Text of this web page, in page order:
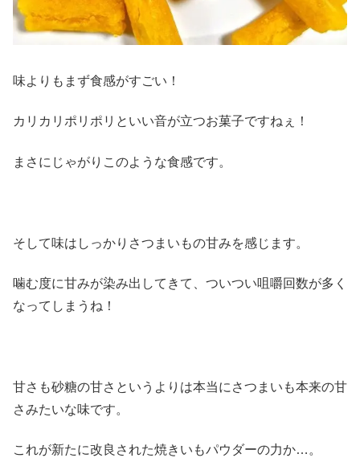
味よりもまず食感がすごい！
カリカリポリポリといい音が立つお菓子ですねぇ！
まさにじゃがりこのような食感です。
そして味はしっかりさつまいもの甘みを感じます。
噛む度に甘みが染み出してきて、ついつい咀嚼回数が多く
なってしまうね！
甘さも砂糖の甘さというよりは本当にさつまいも本来の甘
さみたいな味です。
これが新たに改良された焼きいもパウダーの力か…。